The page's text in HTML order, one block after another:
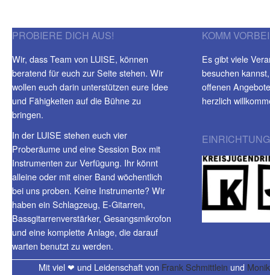
PROBIERE DICH AUS!
Wir, dass Team von LUISE, können
beratend für euch zur Seite stehen. Wir
wollen euch darin unterstützen eure Idee
und Fähigkeiten auf die Bühne zu
bringen.
In der LUISE stehen euch vier
Proberäume und eine Session Box mit
Instrumenten zur Verfügung. Ihr könnt
alleine oder mit einer Band wöchentlich
bei uns proben. Keine Instrumente? Wir
haben ein Schlagzeug, E-Gitarren,
Bassgitarrenverstärker, Gesangsmikrofon
und eine komplette Anlage, die darauf
warten benutzt zu werden.
KOMM
Es gibt viele
besuchen
offenen
herzlich
Mit viel ❤ und Leidenschaft von Frank Schmittlein und